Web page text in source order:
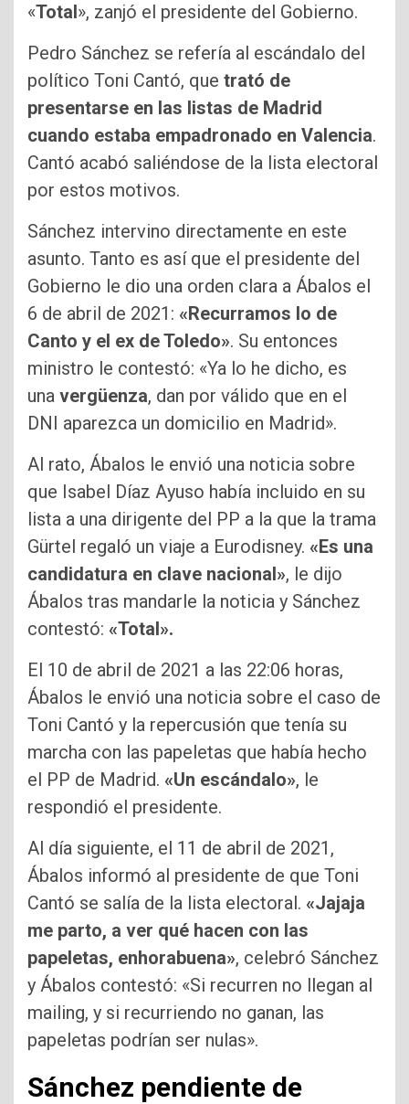
«Total», zanjó el presidente del Gobierno.
Pedro Sánchez se refería al escándalo del
político Toni Cantó, que trató de
presentarse en las listas de Madrid
cuando estaba empadronado en Valencia.
Cantó acabó saliéndose de la lista electoral
por estos motivos.
Sánchez intervino directamente en este
asunto. Tanto es así que el presidente del
Gobierno le dio una orden clara a Ábalos el
6 de abril de 2021: «Recurramos lo de
Canto y el ex de Toledo». Su entonces
ministro le contestó: «Ya lo he dicho, es
una vergüenza, dan por válido que en el
DNI aparezca un domicilio en Madrid».
Al rato, Ábalos le envió una noticia sobre
que Isabel Díaz Ayuso había incluido en su
lista a una dirigente del PP a la que la trama
Gürtel regaló un viaje a Eurodisney. «Es una
candidatura en clave nacional», le dijo
Ábalos tras mandarle la noticia y Sánchez
contestó: «Total».
El 10 de abril de 2021 a las 22:06 horas,
Ábalos le envió una noticia sobre el caso de
Toni Cantó y la repercusión que tenía su
marcha con las papeletas que había hecho
el PP de Madrid. «Un escándalo», le
respondió el presidente.
Al día siguiente, el 11 de abril de 2021,
Ábalos informó al presidente de que Toni
Cantó se salía de la lista electoral. «Jajaja
me parto, a ver qué hacen con las
papeletas, enhorabuena», celebró Sánchez
y Ábalos contestó: «Si recurren no llegan al
mailing, y si recurriendo no ganan, las
papeletas podrían ser nulas».
Sánchez pendiente de